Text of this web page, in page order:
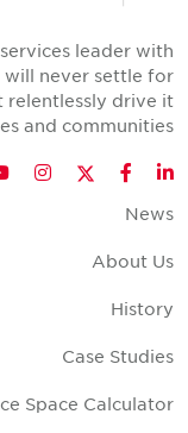
services leader with
will never settle for
relentlessly drive it
and communities.
LinkedIn
Facebook
Twitter
News
About Us
History
Case Studies
Space Calculator